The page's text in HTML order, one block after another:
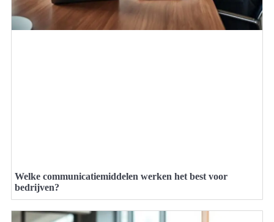
Welke communicatiemiddelen werken het best voor
bedrijven?